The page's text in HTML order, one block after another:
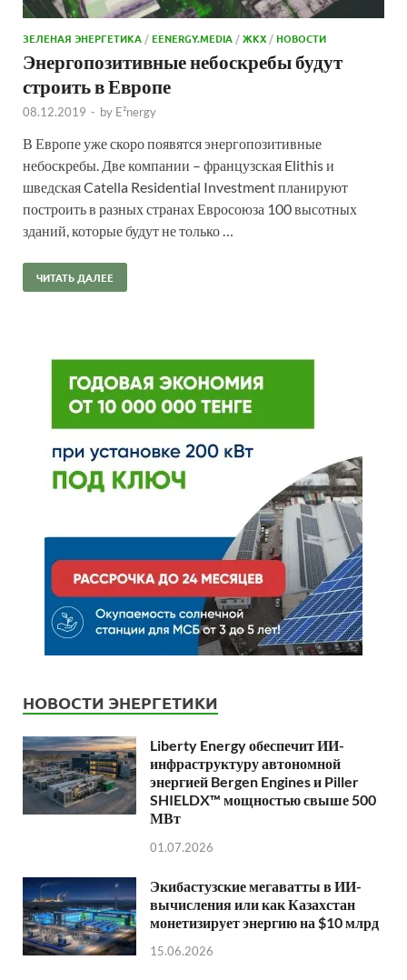
ЗЕЛЕНАЯ ЭНЕРГЕТИКА /EENERGY.MEDIA /ЖКХ /НОВОСТИ
Энергопозитивные небоскребы будут
строить в Европе
08.12.2019 - by E²nergy
В Европе уже скоро появятся энергопозитивные
небоскребы. Две компании – французская Elithis и
шведская Catella Residential Investment планируют
построить в разных странах Евросоюза 100 высотных
зданий, которые будут не только …
ЧИТАТЬ ДАЛЕЕ
НОВОСТИ ЭНЕРГЕТИКИ
Liberty Energy обеспечит ИИ-
инфраструктуру автономной
энергией Bergen Engines и Piller
SHIELDX™ мощностью свыше 500
МВт
01.07.2026
Экибастузские мегаватты в ИИ-
вычисления или как Казахстан
монетизирует энергию на $10 млрд
15.06.2026